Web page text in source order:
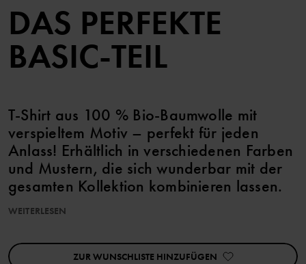
DAS PERFEKTE
BASIC-TEIL
T-Shirt aus 100 % Bio-Baumwolle mit
verspieltem Motiv – perfekt für jeden
Anlass! Erhältlich in verschiedenen Farben
und Mustern, die sich wunderbar mit der
gesamten Kollektion kombinieren lassen.
Details:
WEITERLESEN
ZUR WUNSCHLISTE HINZUFÜGEN